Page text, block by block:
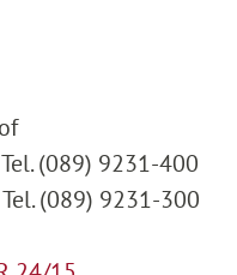
(089) 9231-400
(089) 9231-300